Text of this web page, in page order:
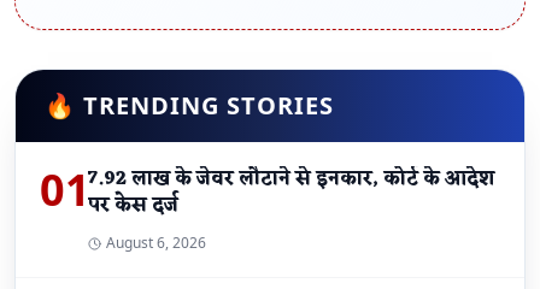
🔥 TRENDING STORIES
017.92 लाख के जेवर लौटाने से इनकार, कोर्ट के आदेश
पर केस दर्ज
August 6, 2026